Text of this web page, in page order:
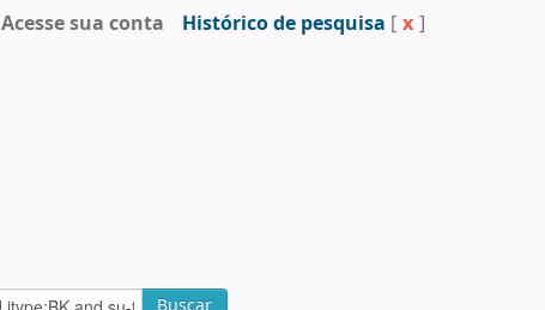
Acesse sua conta Histórico de pesquisa [ x ]